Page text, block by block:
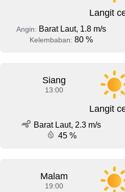
Langit
Angin: Barat Laut, 1.8 m/s
Kelembaban: 80 %
Siang
13:00
Langit
Barat Laut, 2.3 m/s
45 %
Malam
19:00